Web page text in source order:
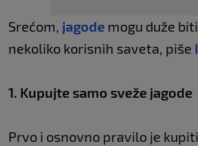
Srećom, jagode mogu duže
nekoliko korisnih saveta, piše
1. Kupujte samo sveže jagode
Prvo i osnovno pravilo je